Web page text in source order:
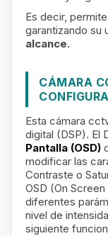
Es decir,
garantizando su
alcance.
CÁMARA
Esta cámara
digital (DSP). El
Pantalla (OSD)
modificar las
Contraste o
OSD (On
diferentes
nivel de
siguiente